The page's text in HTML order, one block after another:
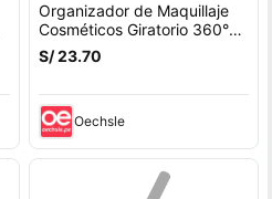
Organizador de Maquillaje
Cosméticos Giratorio 360°
Ajustable Blanco
S/ 23.70
Oechsle